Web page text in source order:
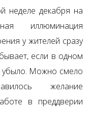
неделе декабря на
иллюминация
у жителей сразу
если в одном
убыло. Можно смело
желание
в преддверии